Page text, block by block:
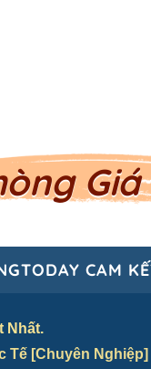
Giá
CAM
Nhất.
Tế [Chuyên Nghiệp]